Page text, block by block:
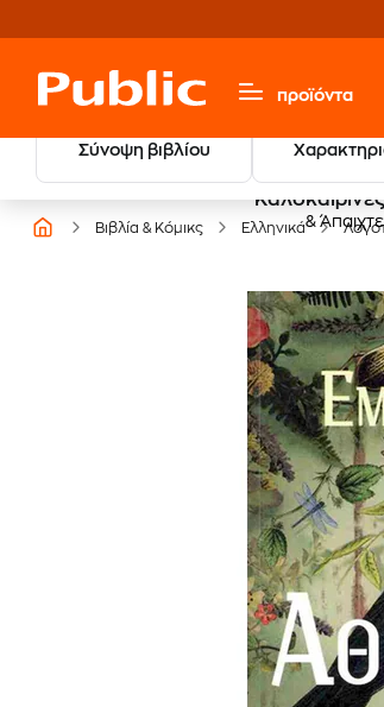
προϊόντα
Σύνοψη βιβλίου
&
Βιβλία & Κόμικς Ελληνικά